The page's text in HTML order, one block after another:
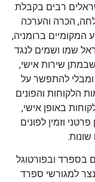
רבים בקבלת
הכרה והערכה
המקומיים ברומניה,
שמו ושמים לנגד
שירות אישי,
ומבלי להתפשר על
הלקוחות והפונים
באופן אישי,
וזמין לפונים
בספרד ובפורטוגל
למגורשי ספרד